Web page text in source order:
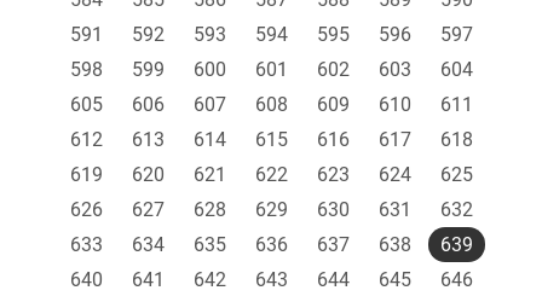
591
592 593 594 595 596
597
598
599 600 601 602 603
604
605
606 607 608 609 610
611
612
613 614 615 616 617
618
619
620 621 622 623 624
625
626
627 628 629 630 631
632
633
634 635 636 637 638
639
640
641 642 643 644 645
646